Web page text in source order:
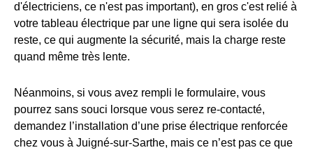
d'électriciens, ce n'est pas important), en gros c'est relié à
votre tableau électrique par une ligne qui sera isolée du
reste, ce qui augmente la sécurité, mais la charge reste
quand même très lente.
Néanmoins, si vous avez rempli le formulaire, vous
pourrez sans souci lorsque vous serez re-contacté,
demandez l’installation d’une prise électrique renforcée
chez vous à Juigné-sur-Sarthe, mais ce n’est pas ce que